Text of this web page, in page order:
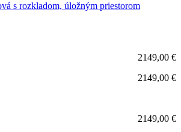
s rozkladom, úložným priestorom
2149,00 €
2149,00 €
2149,00 €